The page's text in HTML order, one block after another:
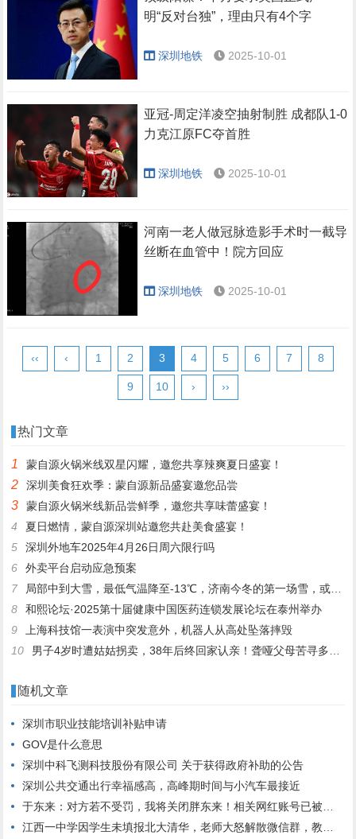
明“反对台独”，理由只有4个字
深圳地铁 2025-10-01
亚冠-周定洋凌空抽射制胜 成都队1-0
力克江原FC夺首胜
深圳地铁 2025-10-01
河南一老人做冠脉造影手术时一截导
丝断在血管中！院方回应
深圳地铁 2025-10-01
‹‹ ‹ 1 2 3 4 5 6 7 8
9 10 › ››
热门文章
1 蒙自源火锅米线双星闪耀，邀您共享辣爽夏日盛宴！
2 深圳美食狂欢季：蒙自源新品盛宴邀您品尝
3
蒙自源火锅米线新品尝鲜季，邀您共享味蕾盛宴！
4
夏日燃情，蒙自源深圳站邀您共赴美食盛宴！
5
深圳外地车2025年4月26日周六限行吗
6
外卖平台启动应急预案
7
局部中到大雪，最低气温降至-13℃，济南今冬的第一场雪，或跟去年同一时间！
8
和熙论坛·2025第十届健康中国医药连锁发展论坛在泰州举办
9
上海科技馆一表演中突发意外，机器人从高处坠落摔毁
10
男子4岁时遭姑姑拐卖，38年后终回家认亲！聋哑父母苦寻多年，母亲已抱憾离世丨红星寻人
随机文章
深圳市职业技能培训补贴申请
GOV是什么意思
深圳中科飞测科技股份有限公司 关于获得政府补助的公告
深圳公共交通出行幸福感高，高峰期时间与小汽车最接近
于东来：对方若不受罚，我将关闭胖东来！相关网红账号已被禁，仿冒号一开即被封
江西一中学因学生未填报北大清华，老师大怒解散微信群，教育局：正在处理